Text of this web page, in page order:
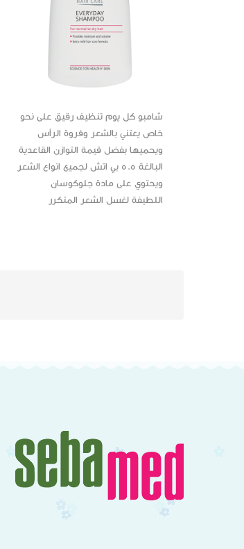
شامبو كل يوم تنظيف رقيق على نحو
خاص يعتني بالشعر وفروة الرأس
ويحميها بفضل قيمة التوازن القاعدية
البالغة 5.5 بي اتش لجميع انواع الشعر
ويحتوي على مادة جلوكوسان
اللطيفة لغسل الشعر المتكرر